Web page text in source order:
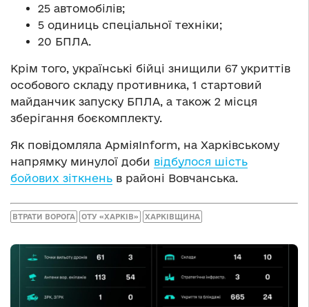
25 автомобілів;
5 одиниць спеціальної техніки;
20 БПЛА.
Крім того, українські бійці знищили 67 укриттів
особового складу противника, 1 стартовий
майданчик запуску БПЛА, а також 2 місця
зберігання боєкомплекту.
Як повідомляла АрміяInform, на Харківському
напрямку минулої доби відбулося шість
бойових зіткнень в районі Вовчанська.
ВТРАТИ ВОРОГА ОТУ «ХАРКІВ» ХАРКІВЩИНА